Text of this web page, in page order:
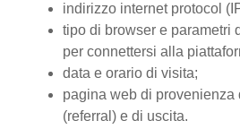
indirizzo internet protocol
tipo di browser e parametri
per connettersi alla
data e orario di visita;
pagina web di provenienza
(referral) e di uscita.